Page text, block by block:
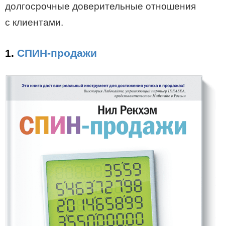
долгосрочные доверительные отношения
с клиентами.
1. СПИН-продажи